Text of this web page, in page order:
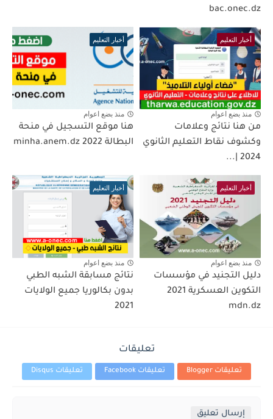
bac.onec.dz
أخبار التعليم
منذ بضع اعوام
من هنا نتائج وعلامات
وكشوف نقاط التعليم الثانوي
2024 |...
أخبار التعليم
منذ بضع اعوام
هنا موقع التسجيل في منحة
البطالة 2022 minha.anem.dz
أخبار التعليم
منذ بضع اعوام
دليل التجنيد في مؤسسات
التكوين العسكرية 2021
mdn.dz
أخبار التعليم
منذ بضع اعوام
نتائج مسابقة الشبه الطبي
بدون بكالوريا جميع الولايات
2021
تعليقات
تعليقات Blogger تعليقات Facebook تعليقات Disqus
إرسال تعليق